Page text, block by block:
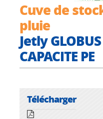
Cuve de
pluie
Jetly
CAPACITE PE
Télécharger